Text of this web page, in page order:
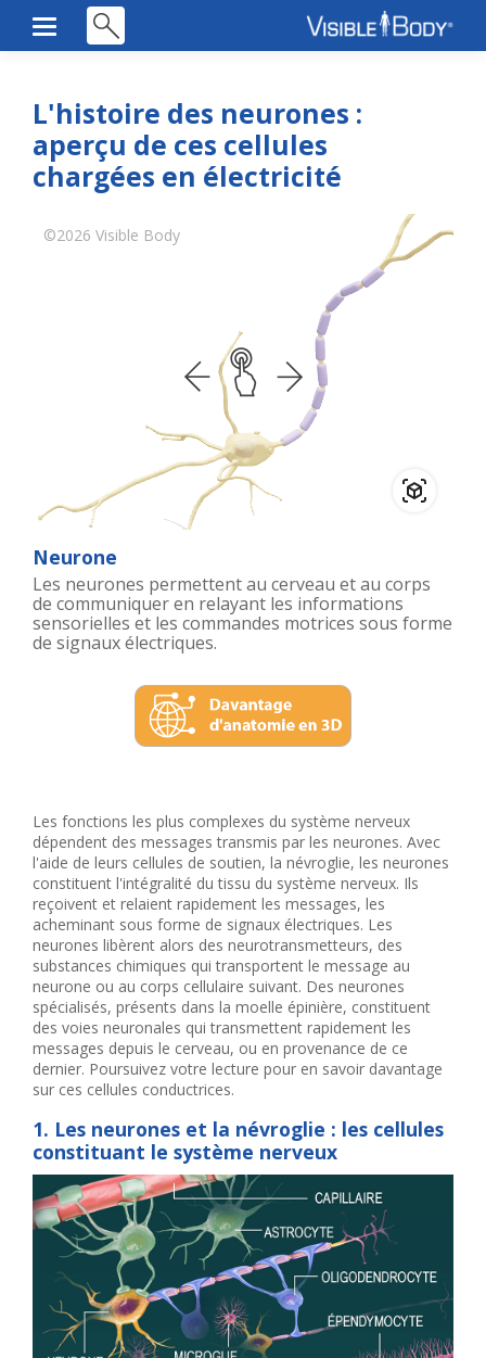
L'histoire des neurones :
aperçu de ces cellules
chargées en électricité
Neurone
Les neurones permettent au cerveau et au corps
de communiquer en relayant les informations
sensorielles et les commandes motrices sous forme
de signaux électriques.
Les fonctions les plus complexes du système nerveux
dépendent des messages transmis par les neurones. Avec
l'aide de leurs cellules de soutien, la névroglie, les neurones
constituent l'intégralité du tissu du système nerveux. Ils
reçoivent et relaient rapidement les messages, les
acheminant sous forme de signaux électriques. Les
neurones libèrent alors des neurotransmetteurs, des
substances chimiques qui transportent le message au
neurone ou au corps cellulaire suivant. Des neurones
spécialisés, présents dans la moelle épinière, constituent
des voies neuronales qui transmettent rapidement les
messages depuis le cerveau, ou en provenance de ce
dernier. Poursuivez votre lecture pour en savoir davantage
sur ces cellules conductrices.
1. Les neurones et la névroglie : les cellules
constituant le système nerveux